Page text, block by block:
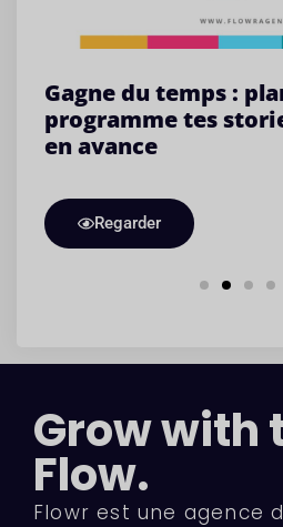
Gagne du temps :
programme tes
en avance
Regarder
Grow with
Flow.
Flowr est une agence